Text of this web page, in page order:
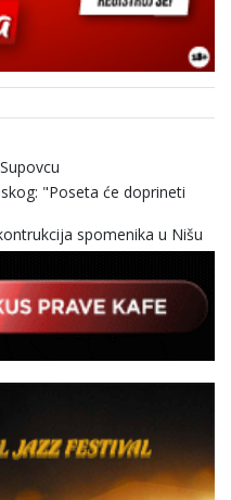
"Poseta će doprineti
spomenika u Nišu